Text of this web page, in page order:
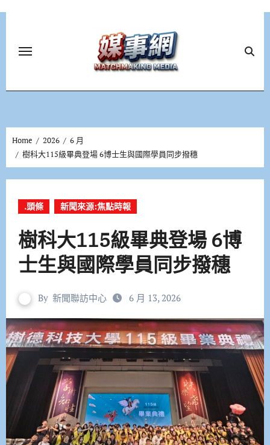
Home 2026
6 月
樹科大115級畢典登場 6博士生與國際學員同步撥穗
.頭條 新聞來源:焦點時報
樹科大115級畢典登場 6博
士生與國際學員同步撥穗
By 新聞聯訪中心 6 月 13, 2026